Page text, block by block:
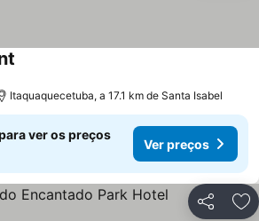
Itaquaquecetuba, a 17.1 km de Santa Isabel
ver os preços
Ver preços
Partilhar